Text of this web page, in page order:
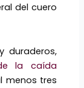
del cuero
duraderos,
la caída
menos tres